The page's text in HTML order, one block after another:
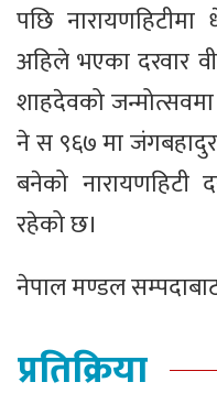
पछि
अहिले भएका दरवार
शाहदेवको जन्मोत्सवमा
ने स ९६७ मा जंगबहादुर
बनेको नारायणहिटी
रहेको छ।
नेपाल मण्डल
प्रतिक्रिया